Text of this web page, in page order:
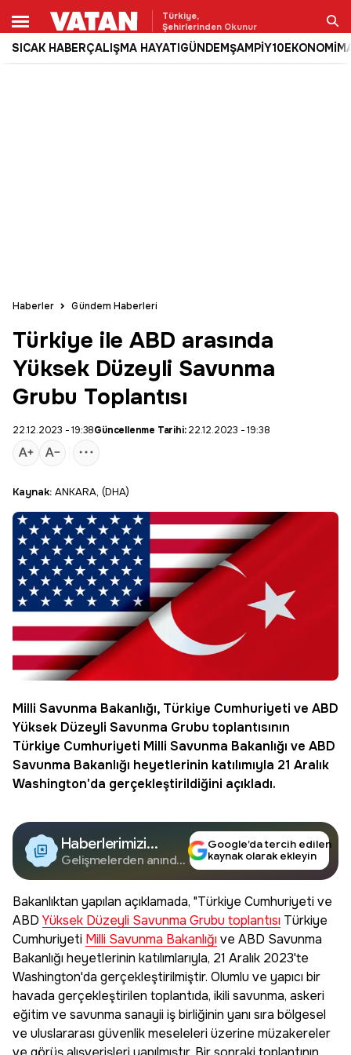
Türkiye,
Şehirlerinden Okunur
SICAK HABERÇALIŞMA HAYATIGÜNDEMŞAMPİY10EKONOMİ
Ara
Haberler Gündem Haberleri
Türkiye ile ABD arasında
Yüksek Düzeyli Savunma
Grubu Toplantısı
22.12.2023 - 19:38Güncellenme Tarihi:22.12.2023 - 19:38
Kaynak: ANKARA, (DHA)
Milli Savunma Bakanlığı, Türkiye Cumhuriyeti ve ABD
Yüksek Düzeyli Savunma Grubu toplantısının
Türkiye Cumhuriyeti Milli Savunma Bakanlığı ve ABD
Savunma Bakanlığı heyetlerinin katılımıyla 21 Aralık
Washington'da gerçekleştirildiğini açıkladı.
Haberlerimizi
Google'da Takip
Edin
Gelişmelerden anında
Google’da tercih edilen
kaynak olarak ekleyin
Bakanlıktan yapılan açıklamada, "Türkiye Cumhuriyeti ve
ABD Yüksek Düzeyli Savunma Grubu toplantısı Türkiye
Cumhuriyeti Milli Savunma Bakanlığıve ABD Savunma
Bakanlığı heyetlerinin katılımlarıyla, 21 Aralık 2023'te
Washington'da gerçekleştirilmiştir. Olumlu ve yapıcı bir
havada gerçekleştirilen toplantıda, ikili savunma, askeri
eğitim ve savunma sanayii iş birliğinin yanı sıra bölgesel
ve uluslararası güvenlik meseleleri üzerine müzakereler